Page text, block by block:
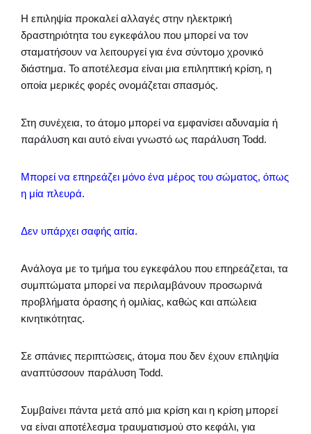
Η επιληψία προκαλεί αλλαγές στην ηλεκτρική
δραστηριότητα του εγκεφάλου που μπορεί να τον
σταματήσουν να λειτουργεί για ένα σύντομο χρονικό
διάστημα. Το αποτέλεσμα είναι μια επιληπτική κρίση, η
οποία μερικές φορές ονομάζεται σπασμός.
Στη συνέχεια, το άτομο μπορεί να εμφανίσει αδυναμία ή
παράλυση και αυτό είναι γνωστό ως παράλυση Todd.
Μπορεί να επηρεάζει μόνο ένα μέρος του σώματος, όπως
η μία πλευρά.
Δεν υπάρχει σαφής αιτία.
Ανάλογα με το τμήμα του εγκεφάλου που επηρεάζεται, τα
συμπτώματα μπορεί να περιλαμβάνουν προσωρινά
προβλήματα όρασης ή ομιλίας, καθώς και απώλεια
κινητικότητας.
Σε σπάνιες περιπτώσεις, άτομα που δεν έχουν επιληψία
αναπτύσσουν παράλυση Todd.
Συμβαίνει πάντα μετά από μια κρίση και η κρίση μπορεί
να είναι αποτέλεσμα τραυματισμού στο κεφάλι, για